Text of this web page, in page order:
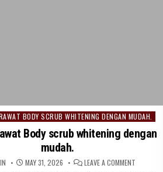
BODY SCRUB WHITENING DENGAN MUDAH.
Body scrub whitening dengan
mudah.
MAY 31, 2026 LEAVE A COMMENT